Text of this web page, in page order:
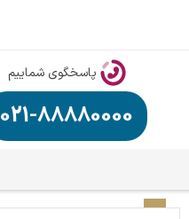
پاسخگوی شماییم
021-88880000